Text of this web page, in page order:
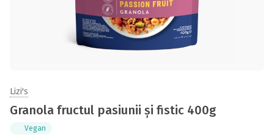
Lizi's
Granola fructul pasiunii și fistic 400g
Vegan